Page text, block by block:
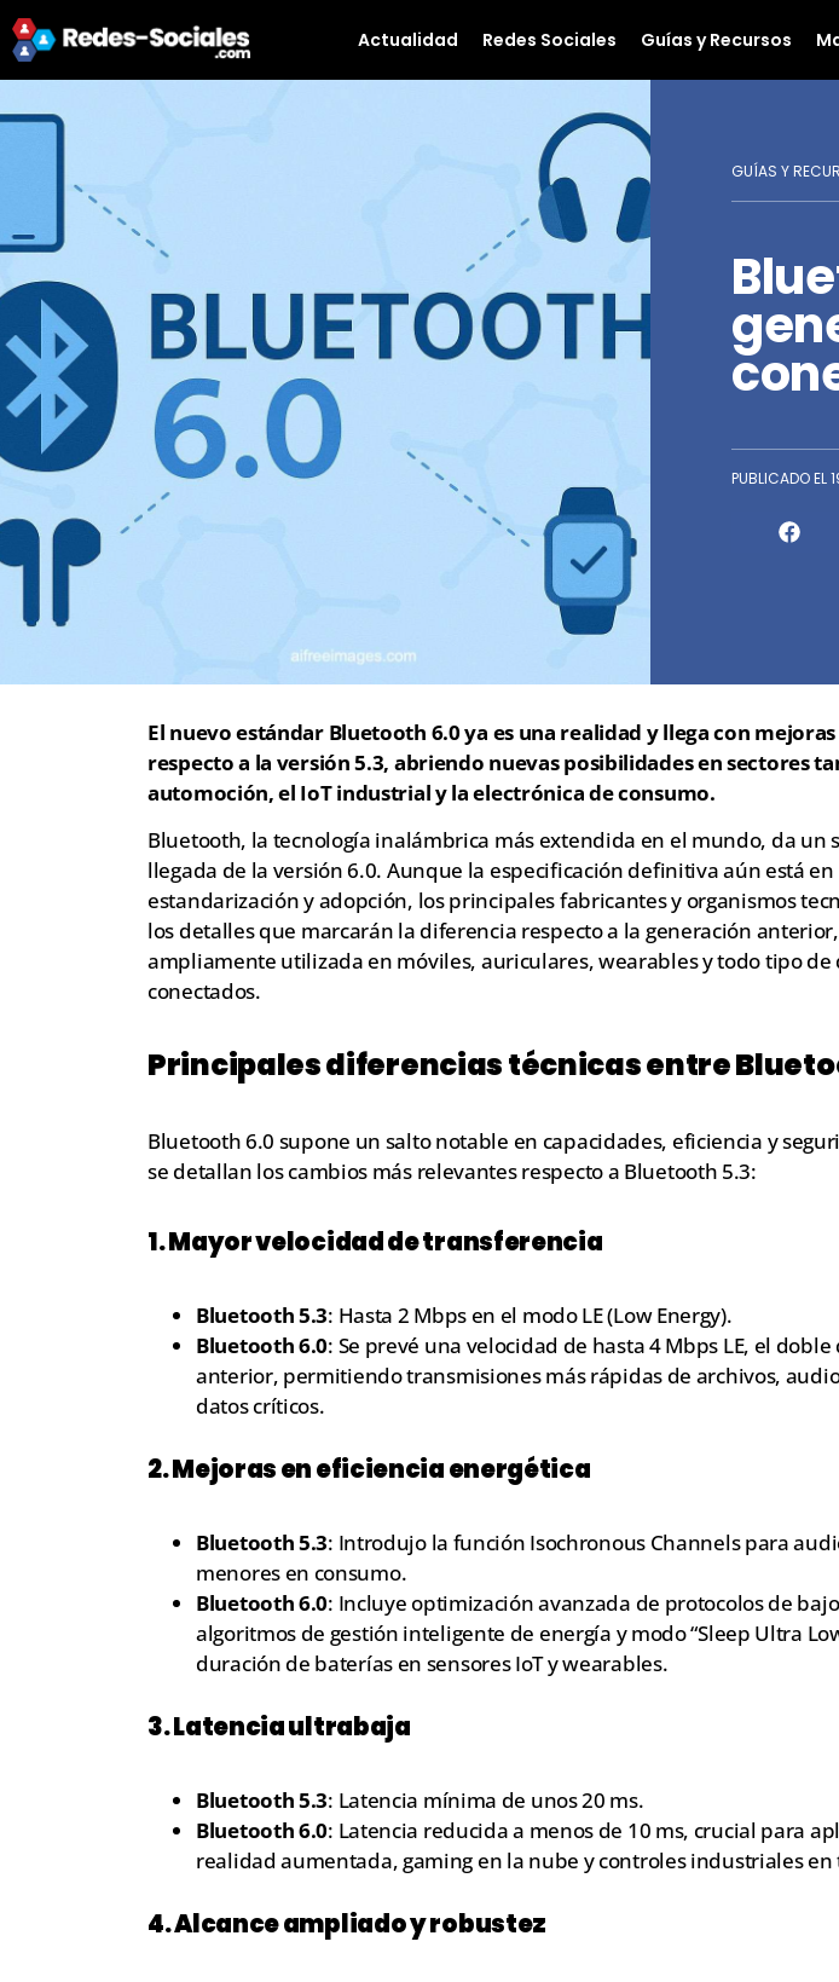
Actualidad Redes Sociales Guías y Recursos
GUÍAS Y
PUBLICADO EL
El nuevo estándar Bluetooth 6.0 ya es una realidad y llega con
respecto a la versión 5.3, abriendo nuevas posibilidades en sectores
automoción, el IoT industrial y la electrónica de consumo.
Bluetooth, la tecnología inalámbrica más extendida en el mundo, da un
llegada de la versión 6.0. Aunque la especificación definitiva aún está en
estandarización y adopción, los principales fabricantes y organismos
los detalles que marcarán la diferencia respecto a la generación
ampliamente utilizada en móviles, auriculares, wearables y todo tipo de
conectados.
Principales diferencias técnicas entre
Bluetooth 6.0 supone un salto notable en capacidades, eficiencia y
se detallan los cambios más relevantes respecto a Bluetooth 5.3:
1.Mayor velocidad de transferencia
Bluetooth 5.3: Hasta 2 Mbps en el modo LE (Low Energy).
Bluetooth 6.0: Se prevé una velocidad de hasta 4 Mbps LE, el
anterior, permitiendo transmisiones más rápidas de archivos,
datos críticos.
2.Mejoras en eficiencia energética
Bluetooth 5.3: Introdujo la función Isochronous Channels para
menores en consumo.
Bluetooth 6.0: Incluye optimización avanzada de protocolos de
algoritmos de gestión inteligente de energía y modo “Sleep Ultra
duración de baterías en sensores IoT y wearables.
3.Latencia ultrabaja
Bluetooth 5.3: Latencia mínima de unos 20 ms.
Bluetooth 6.0: Latencia reducida a menos de 10 ms, crucial para
realidad aumentada, gaming en la nube y controles industriales
4.Alcance ampliado y robustez